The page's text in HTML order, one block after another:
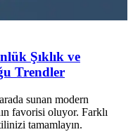
Şıklık ve
Trendler
sunan modern
favorisi oluyor. Farklı
tamamlayın.